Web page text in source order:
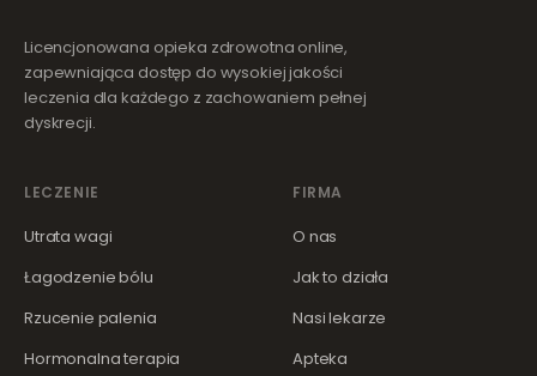
Licencjonowana opieka zdrowotna online,
zapewniająca dostęp do wysokiej jakości
leczenia dla każdego z zachowaniem pełnej
dyskrecji.
LECZENIE
Utrata wagi
Łagodzenie bólu
Rzucenie palenia
Hormonalna terapia
FIRMA
O nas
Jak to działa
Nasi lekarze
Apteka